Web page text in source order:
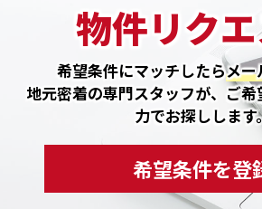
物件リク
希望条件にマッチしたらメー
地元密着の専門スタッフが、ご
力でお探しします
希望条件を登